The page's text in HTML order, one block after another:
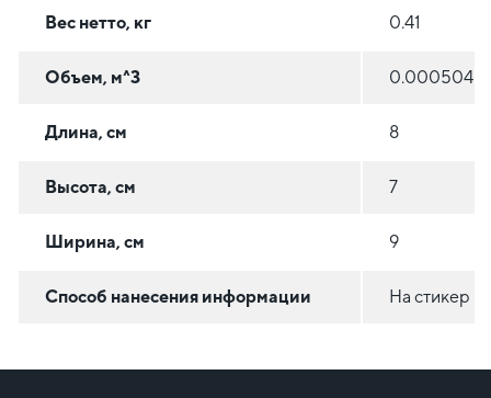
Вес нетто, кг 0.41
Объем, м^3 0.000504
Длина, см 8
Высота, см 7
Ширина, см 9
Способ нанесения информации На стикер